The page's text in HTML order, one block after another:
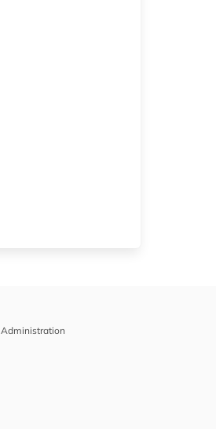
Administration